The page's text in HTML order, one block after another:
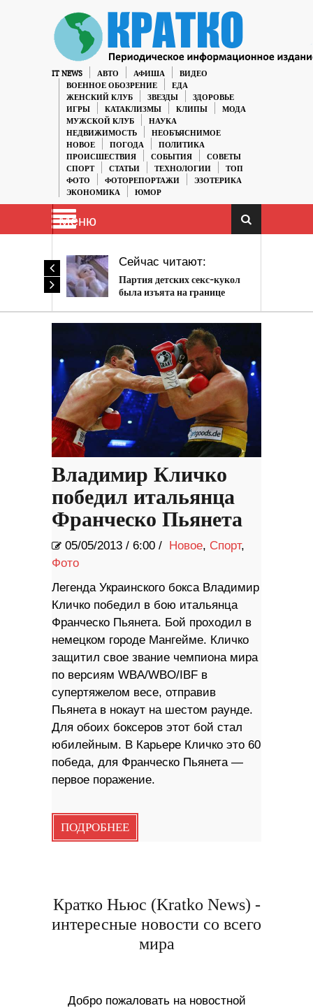
IT NEWS АВТО АФИША
ВИДЕО
ВОЕННОЕ ОБОЗРЕНИЕ
ЕДА
ЖЕНСКИЙ КЛУБ
ЗВЕЗДЫ
ЗДОРОВЬЕ
ИГРЫ
КАТАКЛИЗМЫ КЛИПЫ
МОДА
МУЖСКОЙ КЛУБ
НАУКА
НЕДВИЖИМОСТЬ
НЕОБЪЯСНИМОЕ
НОВОЕ
ПОГОДА
ПОЛИТИКА
ПРОИСШЕСТВИЯ
СОБЫТИЯ
СОВЕТЫ
СПОРТ
СТАТЬИ ТЕХНОЛОГИИ
ТОП
ФОТО
ФОТОРЕПОРТАЖИ
ЭЗОТЕРИКА
ЭКОНОМИКА
ЮМОР
Меню
Сейчас читают:
Партия детских секс-кукол
была изъята на границе
Владимир Кличко
победил итальянца
Франческо Пьянета
05/05/2013 / 6:00 / Новое, Спорт,
Фото
Легенда Украинского бокса Владимир
Кличко победил в бою итальянца
Франческо Пьянета. Бой проходил в
немецком городе Мангейме. Кличко
защитил свое звание чемпиона мира
по версиям WBA/WBO/IBF в
супертяжелом весе, отправив
Пьянета в нокаут на шестом раунде.
Для обоих боксеров этот бой стал
юбилейным. В Карьере Кличко это 60
победа, для Франческо Пьянета —
первое поражение.
ПОДРОБНЕЕ
Кратко Ньюс (Kratko News) -
интересные новости со всего
мира
Добро пожаловать на новостной